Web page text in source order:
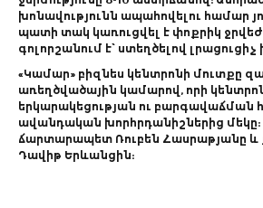
խոնավությունն ապահովելու համար
պատի տակ կառուցվել է փոքրիկ
գոլորշանում է՝ ստեղծելով լրացուցիչ
«Կամար» բիզնես կենտրոնի մուտքը
առեղծվածային կամարով, որի
երկարակեցության ու բարգավաճման
ավանդական խորհրդանիշներից մեկը:
ճարտարապետ Ռուբեն Հասրաթյանը
Դավիթ Երևանցին: